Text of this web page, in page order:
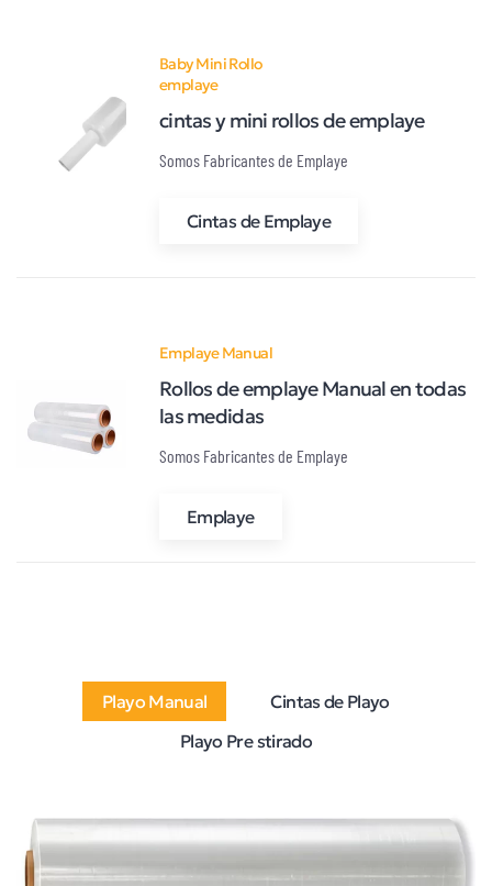
Baby Mini Rollo
emplaye
cintas y mini rollos de emplaye
Somos Fabricantes de Emplaye
Cintas de Emplaye
Emplaye Manual
Rollos de emplaye Manual en todas
las medidas
Somos Fabricantes de Emplaye
Emplaye
Playo Manual
Cintas de Playo
Playo Pre stirado